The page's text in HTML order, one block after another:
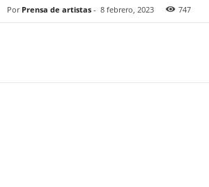
Por Prensa de artistas - 8 febrero, 2023 747